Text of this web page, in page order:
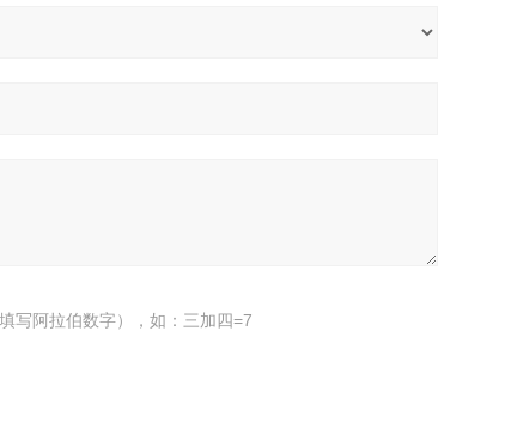
写阿拉伯数字），如：三加四=7